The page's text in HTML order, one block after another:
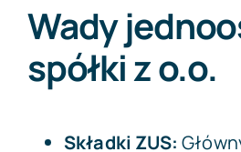
Wady
spółki z o.o.
Składki ZUS: